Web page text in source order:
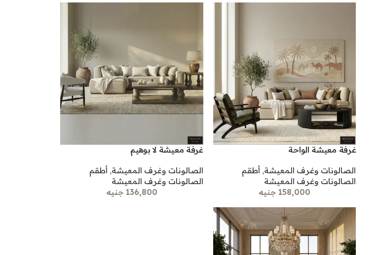
غرفة معيشة الواحة
الصالونات وغرف المعيشة, أطقم
الصالونات وغرف المعيشة
158,000 جنيه
غرفة معيشة لا بوهيم
الصالونات وغرف المعيشة, أطقم
الصالونات وغرف المعيشة
136,800 جنيه